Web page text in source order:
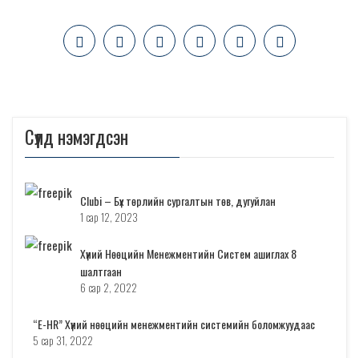
Сүүлд нэмэгдсэн
Clubi – Бүх төрлийн сургалтын төв, дугуйлан
1 сар 12, 2023
Хүний Нөөцийн Менежментийн Систем ашиглах 8
шалтгаан
6 сар 2, 2022
“E-HR” Хүний нөөцийн менежментийн системийн боломжуудаас
5 сар 31, 2022